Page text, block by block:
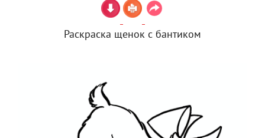
Раскраска щенок с бантиком